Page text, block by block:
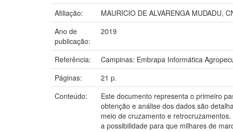
Afiliação:
MAURICIO DE ALVARENGA MUDADU,
Ano de
publicação:
2019
Referência:
Campinas: Embrapa Informática
Páginas:
21 p.
Conteúdo:
Este documento representa o primeiro
obtenção e análise dos dados são
meio de cruzamento e
a possibilidade para que milhares de